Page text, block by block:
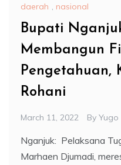
daerah , nasional
Bupati
Membangun
Pengetahuan,
Rohani
March 11, 2022 By Yugo
Nganjuk: Pelaksana
Marhaen Djumadi,